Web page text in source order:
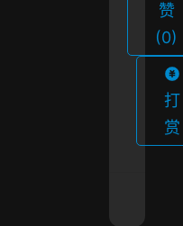
赞
(0)
打
赏